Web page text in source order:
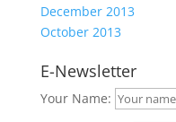
December 2013
October 2013
E-Newsletter
Your Name: